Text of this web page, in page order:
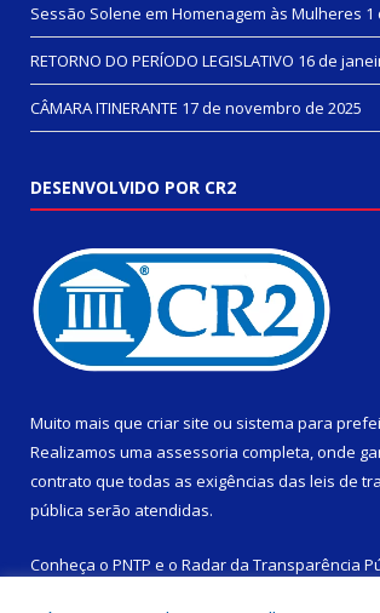
Sessão Solene em Homenagem às Mulheres 1
RETORNO DO PERÍODO LEGISLATIVO 16 de
CÂMARA ITINERANTE 17 de novembro de 2025
DESENVOLVIDO POR CR2
Muito mais que criar site ou sistema para
Realizamos uma assessoria completa, onde
contrato que todas as exigências das leis de
pública serão atendidas.
Conheça o PNTP e o Radar da Transparência